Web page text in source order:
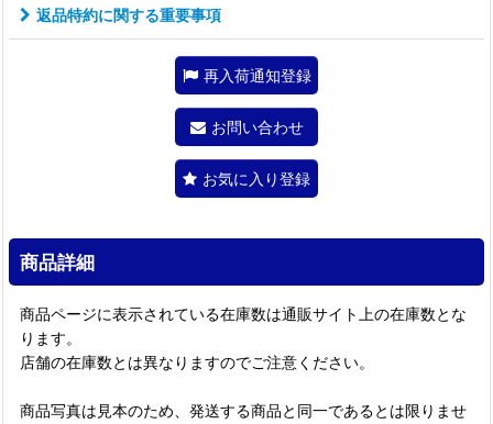
返品特約に関する重要事項
再入荷通知登録
お問い合わせ
お気に入り登録
商品詳細
商品ページに表示されている在庫数は通販サイト上の在庫数とな
ります。
店舗の在庫数とは異なりますのでご注意ください。
商品写真は見本のため、発送する商品と同一であるとは限りませ